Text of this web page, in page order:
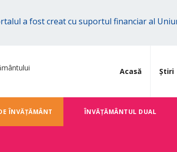
a fost creat cu suportul financiar al
Acasă Știri
ÎNVĂȚĂMÂNT ÎNVĂŢĂMÂNTUL DUAL